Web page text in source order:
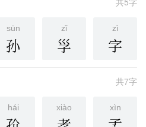
sūn
孙
zǐ
㜽
zì
字
共7字
hái xiào xìn